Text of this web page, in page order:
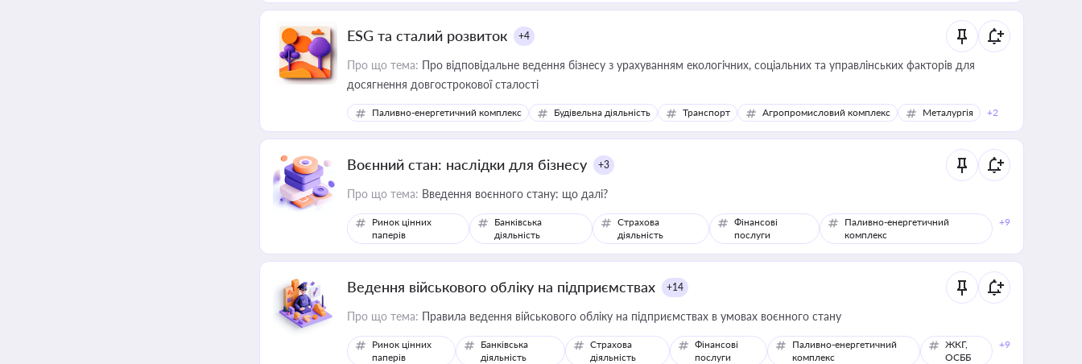
ESG та сталий розвиток +4
Про що тема: Про відповідальне ведення бізнесу з урахуванням екологічних, соціальних та управлінських факторів для
досягнення довгострокової сталості
Паливно-енергетичний комплекс Будівельна діяльність Транспорт Агропромисловий комплекс Металургія +2
Воєнний стан: наслідки для бізнесу +3
Про що тема: Введення воєнного стану: що далі?
Ринок цінних
паперів
Банківська
діяльність
Страхова
діяльність
Фінансові
послуги
Паливно-енергетичний
комплекс
+9
Ведення військового обліку на підприємствах +14
Про що тема: Правила ведення військового обліку на підприємствах в умовах воєнного стану
Ринок цінних
паперів
Банківська
діяльність
Страхова
діяльність
Фінансові
послуги
Паливно-енергетичний
комплекс
ЖКГ,
ОСББ
+9